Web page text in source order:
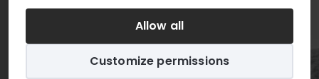
Allow all
Customize permissions
Hírlevél